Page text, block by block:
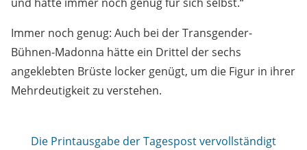
Immer noch genug: Auch bei der Transgender-
Bühnen-Madonna hätte ein Drittel der sechs
angeklebten Brüste locker genügt, um die Figur in ihrer
Mehrdeutigkeit zu verstehen.
Die Printausgabe der Tagespost vervollständigt